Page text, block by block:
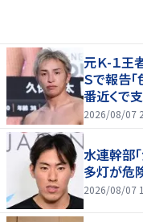
元Ｋ-１王
Ｓで報告
番近くで
家庭を築
2026/08/07
水連幹部
多灯が危
2026/08/07